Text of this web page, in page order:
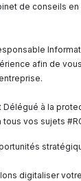
de conseils
afin de
Délégué à la
vos sujets
digitaliser